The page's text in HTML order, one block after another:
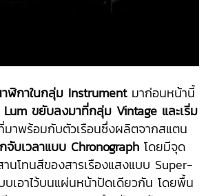
ฬิกาในกลุ่ม Instrumentมาก่อนหน้านี้
Lum ขยับลงมาที่กลุ่ม Vintage และเริ่ม
มาพร้อมกับตัวเรือนซึ่งผลิตจากสแตน
จับเวลาแบบ Chronograph โดยมีจุด
นโทนสีของสารเรืองแสงแบบ Super-
เอาไว้บนแผ่นหน้าปัดเดียวกัน โดยพื้น